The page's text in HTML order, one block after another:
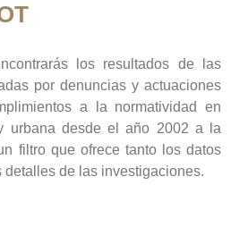
los resultados de las
por denuncias y actuaciones
a la normatividad en
urbana desde el año 2002 a la
filtro que ofrece tanto los datos
detalles de las investigaciones.